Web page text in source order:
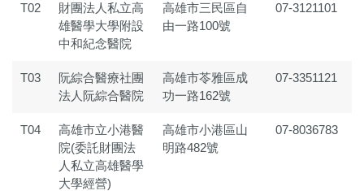
T02
財團法人私立高
雄醫學大學附設
中和紀念醫院
高雄市三民區自
由一路100號
07-3121101
T03
阮綜合醫療社團
法人阮綜合醫院
高雄市苓雅區成
功一路162號
07-3351121
T04
高雄市立小港醫
院(委託財團法
人私立高雄醫學
大學經營)
高雄市小港區山
明路482號
07-8036783